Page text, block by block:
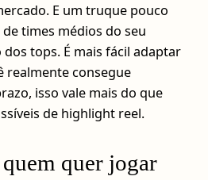
E um truque pouco
times médios do seu
tops. É mais fácil adaptar
realmente consegue
isso vale mais do que
de highlight reel.
quer jogar